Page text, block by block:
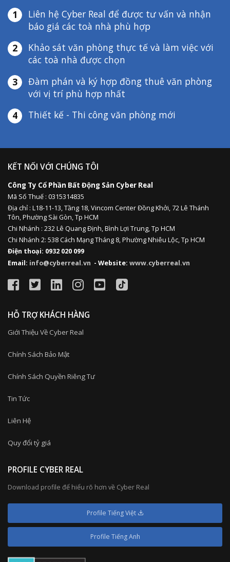
1
Liên hệ Cyber Real để được tư vấn và nhận
báo giá các toà nhà phù hợp
2
Khảo sát văn phòng thực tế và làm việc với
các toà nhà được chọn
3
Đàm phán và ký hợp đồng thuê văn phòng
với vị trí phù hợp nhất
4
Thiết kế - Thi công văn phòng mới
KẾT NỐI VỚI CHÚNG TÔI
Công Ty Cổ Phần Bất Động Sản Cyber Real
Mã Số Thuế : 0315314835
Địa chỉ : L18-11-13,Tầng 18, Vincom Center Đồng Khởi, 72 Lê Thánh
Tôn, Phường Sài Gòn, Tp HCM
Chi Nhánh : 232 Lê Quang Định,Bình Lợi Trung,Tp HCM
Chi Nhánh 2: 538 Cách Mạng Tháng 8, Phường Nhiêu Lộc, Tp HCM
Điện thoại: 0932 020 099
Email: info@cyberreal.vn - Website: www.cyberreal.vn
HỖ TRỢ KHÁCH HÀNG
Giới Thiệu Về Cyber Real
Chính Sách Bảo Mật
Chính Sách Quyền Riêng Tư
Tin Tức
Liên Hệ
Quy đổi tỷ giá
PROFILE CYBER REAL
Download profile để hiểu rõ hơn về Cyber Real
Profile Tiếng Việt
Profile Tiếng Anh